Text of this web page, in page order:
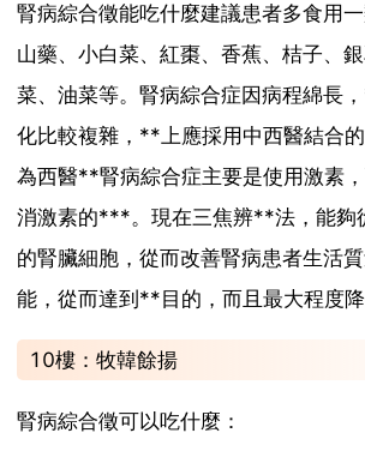
腎病綜合徵能吃什麼建議患者多食用一
山藥、小白菜、紅棗、香蕉、桔子、
菜、油菜等。腎病綜合症因病程綿長
化比較複雜，**上應採用中西醫結合
為西醫**腎病綜合症主要是使用激素
消激素的***。現在三焦辨**法，能夠
的腎臟細胞，從而改善腎病患者生活
能，從而達到**目的，而且最大程度降
10樓：牧韓餘揚
腎病綜合徵可以吃什麼：